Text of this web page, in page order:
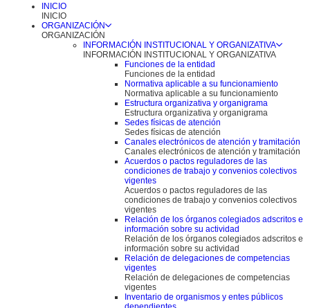
INICIO
INICIO
ORGANIZACIÓN
ORGANIZACIÓN
INFORMACIÓN INSTITUCIONAL Y ORGANIZATIVA
INFORMACIÓN INSTITUCIONAL Y ORGANIZATIVA
Funciones de la entidad
Funciones de la entidad
Normativa aplicable a su funcionamiento
Normativa aplicable a su funcionamiento
Estructura organizativa y organigrama
Estructura organizativa y organigrama
Sedes físicas de atención
Sedes físicas de atención
Canales electrónicos de atención y tramitación
Canales electrónicos de atención y tramitación
Acuerdos o pactos reguladores de las
condiciones de trabajo y convenios colectivos
vigentes
Acuerdos o pactos reguladores de las
condiciones de trabajo y convenios colectivos
vigentes
Relación de los órganos colegiados adscritos e
información sobre su actividad
Relación de los órganos colegiados adscritos e
información sobre su actividad
Relación de delegaciones de competencias
vigentes
Relación de delegaciones de competencias
vigentes
Inventario de organismos y entes públicos